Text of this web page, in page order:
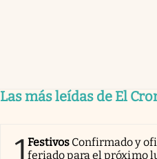
Las más leídas de El
Festivos Confirmado y
feriado para el próximo